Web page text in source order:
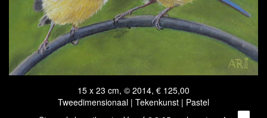
15 x 23 cm, © 2014, € 125,00
Tweedimensionaal | Tekenkunst | Pastel